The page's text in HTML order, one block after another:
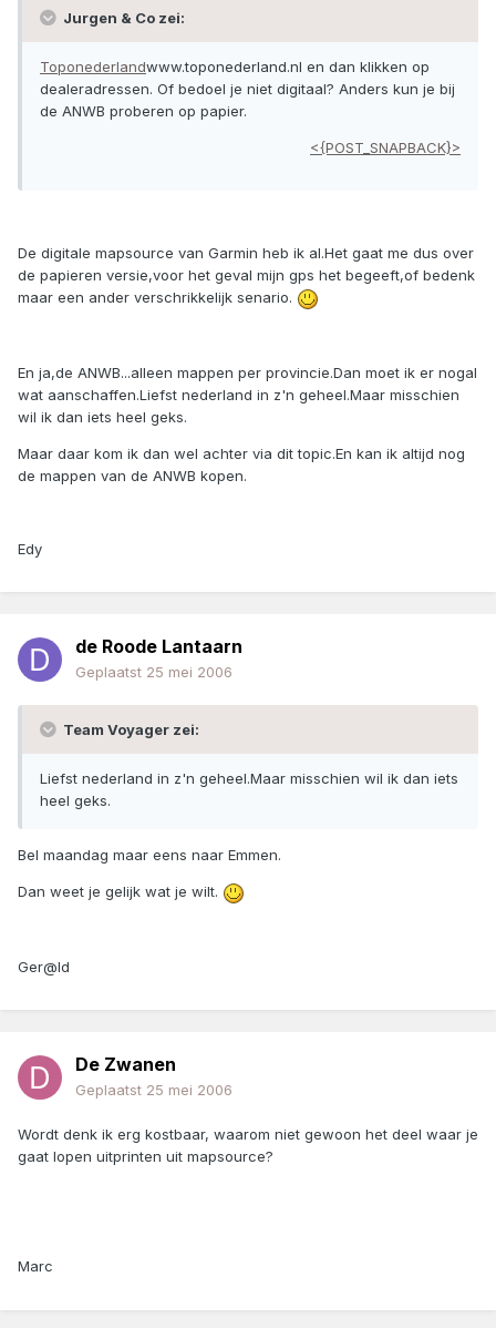
Jurgen & Co zei:
Toponederlandwww.toponederland.nl en dan klikken op
dealeradressen. Of bedoel je niet digitaal? Anders kun je bij
de ANWB proberen op papier.
<{POST_SNAPBACK}>
De digitale mapsource van Garmin heb ik al.Het gaat me dus over
de papieren versie,voor het geval mijn gps het begeeft,of bedenk
maar een ander verschrikkelijk senario.
En ja,de ANWB...alleen mappen per provincie.Dan moet ik er nogal
wat aanschaffen.Liefst nederland in z'n geheel.Maar misschien
wil ik dan iets heel geks.
Maar daar kom ik dan wel achter via dit topic.En kan ik altijd nog
de mappen van de ANWB kopen.
Edy
de Roode Lantaarn
Geplaatst 25 mei 2006
Team Voyager zei:
Liefst nederland in z'n geheel.Maar misschien wil ik dan iets
heel geks.
Bel maandag maar eens naar Emmen.
Dan weet je gelijk wat je wilt.
Ger@ld
De Zwanen
Geplaatst 25 mei 2006
Wordt denk ik erg kostbaar, waarom niet gewoon het deel waar je
gaat lopen uitprinten uit mapsource?
Marc